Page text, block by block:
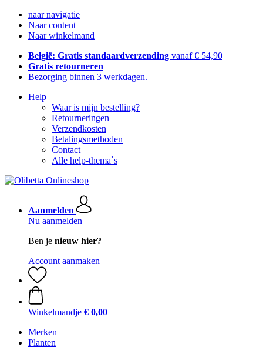
naar navigatie
Naar content
Naar winkelmand
België: Gratis standaardverzending vanaf € 54,90
Gratis retourneren
Bezorging binnen 3 werkdagen.
Help
Waar is mijn bestelling?
Retourneringen
Verzendkosten
Betalingsmethoden
Contact
Alle help-thema`s
Aanmelden
Nu aanmelden
Ben je nieuw hier?
Account aanmaken
Winkelmandje € 0,00
Merken
Planten